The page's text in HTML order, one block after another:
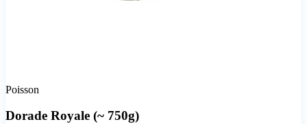
Poisson
Dorade Royale (~ 750g)